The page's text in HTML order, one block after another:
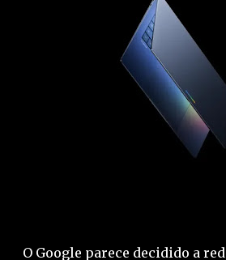
O Google parece decidido a